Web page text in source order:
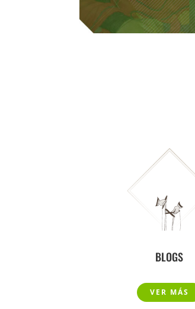
BLOGS
VER MÁS